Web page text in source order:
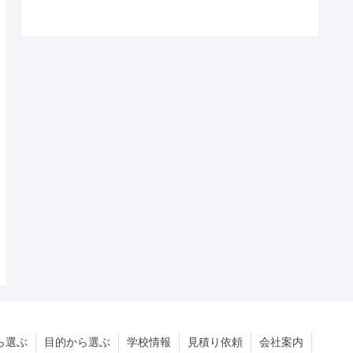
選ぶ 目的から選ぶ 学校情報 見積り依頼 会社案内